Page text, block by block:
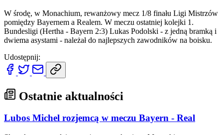
W środę, w Monachium, rewanżowy mecz 1/8 finału Ligi Mistrzów
pomiędzy Bayernem a Realem. W meczu ostatniej kolejki 1.
Bundesligi (Hertha - Bayern 2:3) Lukas Podolski - z jedną bramką i
dwiema asystami - należał do najlepszych zawodników na boisku.
Udostępnij:
Ostatnie aktualności
Lubos Michel rozjemcą w meczu Bayern - Real